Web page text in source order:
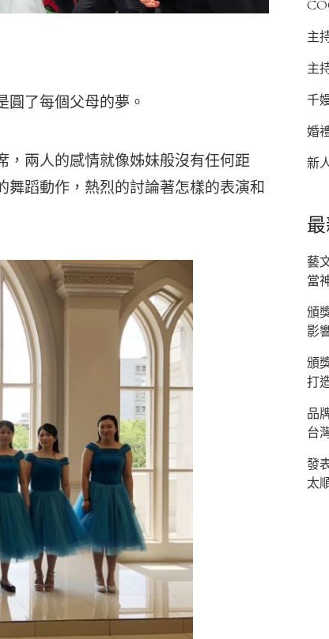
了每個父母的夢。
，兩人的感情就像姊妹般沒有任何距
蹈動作，熱烈的討論著怎樣的表演和
主
主
千
婚
新
藝
當
頒
影
頒
打
品
台
發
太